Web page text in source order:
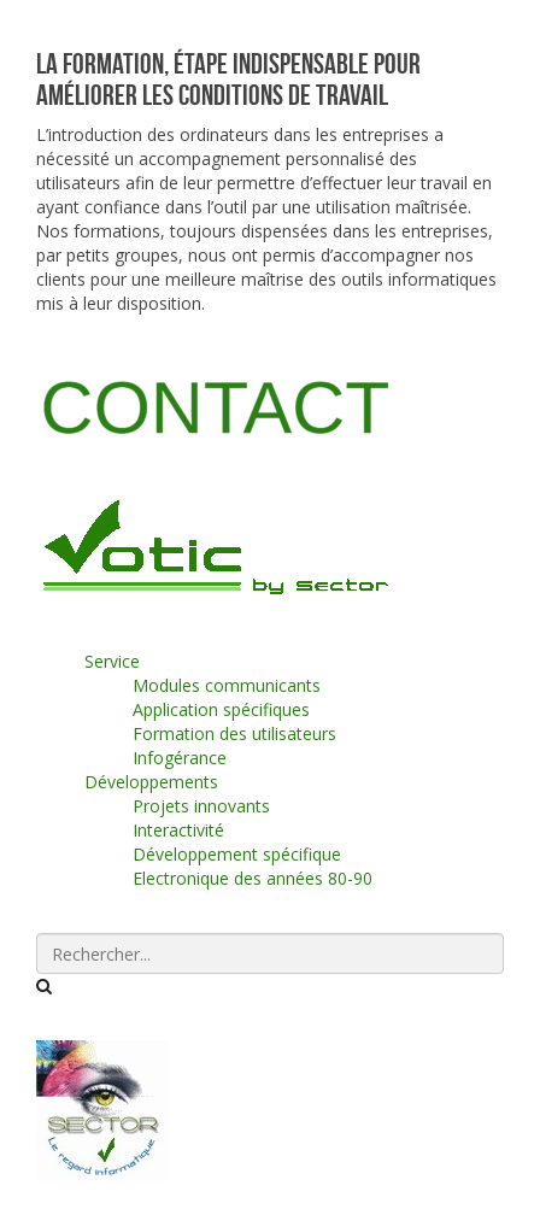
La formation, étape indispensable pour
améliorer les conditions de travail
L’introduction des ordinateurs dans les entreprises a
nécessité un accompagnement personnalisé des
utilisateurs afin de leur permettre d’effectuer leur travail en
ayant confiance dans l’outil par une utilisation maîtrisée.
Nos formations, toujours dispensées dans les entreprises,
par petits groupes, nous ont permis d’accompagner nos
clients pour une meilleure maîtrise des outils informatiques
mis à leur disposition.
Service
Modules communicants
Application spécifiques
Formation des utilisateurs
Infogérance
Développements
Projets innovants
Interactivité
Développement spécifique
Electronique des années 80-90